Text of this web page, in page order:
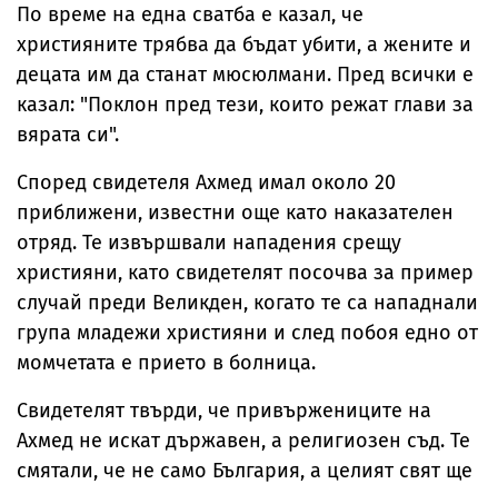
По време на една сватба е казал, че
християните трябва да бъдат убити, а жените и
децата им да станат мюсюлмани. Пред всички е
казал: "Поклон пред тези, които режат глави за
вярата си".
Според свидетеля Ахмед имал около 20
приближени, известни още като наказателен
отряд. Те извършвали нападения срещу
християни, като свидетелят посочва за пример
случай преди Великден, когато те са нападнали
група младежи християни и след побоя едно от
момчетата е прието в болница.
Свидетелят твърди, че привържениците на
Ахмед не искат държавен, а религиозен съд. Те
смятали, че не само България, а целият свят ще